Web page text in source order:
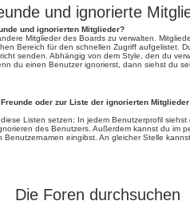
und ignorierte
und ignorierten Mitglieder?
Mitglieder des Boards zu verwalten.
Bereich für den schnellen Zugriff aufgelistet.
senden. Abhängig von dem Style, den du
du einen Benutzer ignorierst, dann siehst du
oder zur Liste der ignorierten
Listen setzen: In jedem Benutzerprofil
des Benutzers. Außerdem kannst du im
eingibst. An gleicher Stelle
Die Foren durchsuchen